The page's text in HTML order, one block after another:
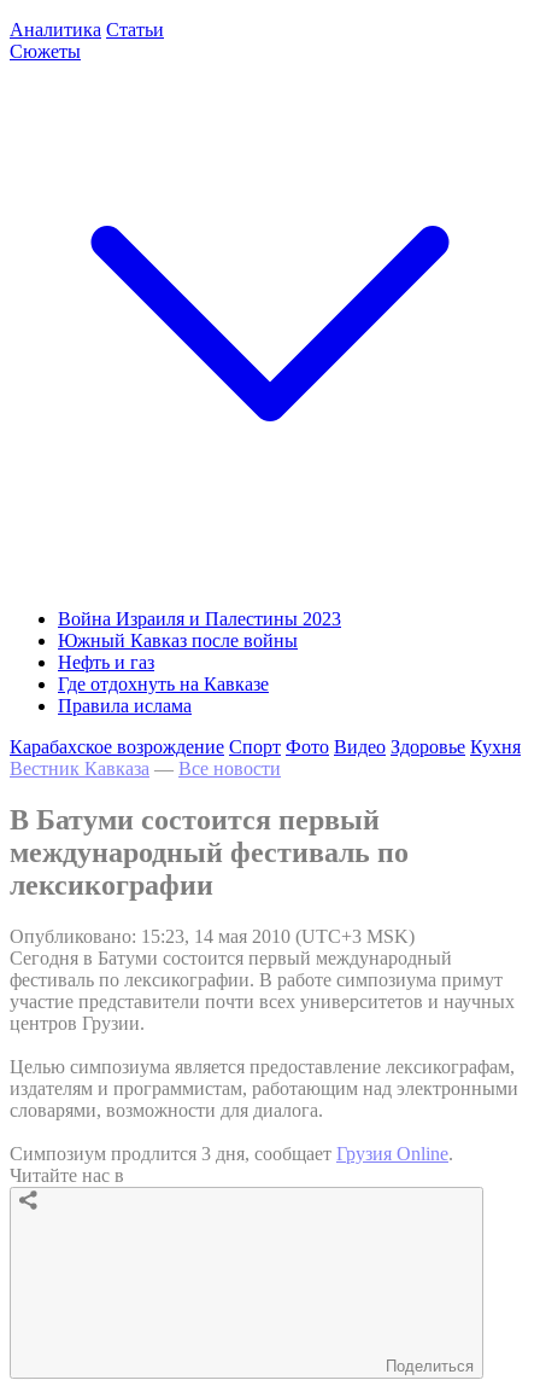
Аналитика Статьи
Сюжеты
Война Израиля и Палестины 2023
Южный Кавказ после войны
Нефть и газ
Где отдохнуть на Кавказе
Правила ислама
Карабахское возрождение Спорт Фото Видео Здоровье Кухня
Вестник Кавказа — Все новости
В Батуми состоится первый
международный фестиваль по
лексикографии
Опубликовано: 15:23, 14 мая 2010 (UTC+3 MSK)
Сегодня в Батуми состоится первый международный
фестиваль по лексикографии. В работе симпозиума примут
участие представители почти всех университетов и научных
центров Грузии.
Целью симпозиума является предоставление лексикографам,
издателям и программистам, работающим над электронными
словарями, возможности для диалога.
Симпозиум продлится 3 дня, сообщает Грузия Online.
Читайте нас в
Поделиться